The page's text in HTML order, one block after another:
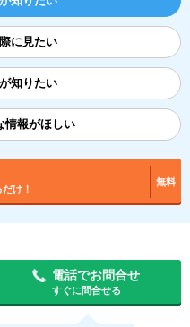
に見たい
知りたい
情報がほしい
け！
無料
電話でお問合せ
すぐに問合せる